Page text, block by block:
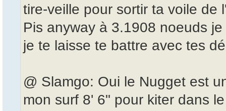
tire-veille pour sortir ta voile de
Pis anyway à 3.1908 noeuds
je te laisse te battre avec tes
@ Slamgo: Oui le Nugget est
mon surf 8' 6" pour kiter dans